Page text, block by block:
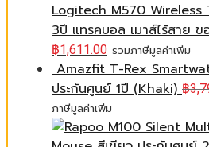
Logitech M570 Wireless
3ปี แทรคบอล เมาส์ไร้สาย ข
฿1,611.00 รวมภาษีมูลค่าเพิ่ม
Amazfit T-Rex
ประกันศูนย์ 1ปี (Khaki) ฿
ภาษีมูลค่าเพิ่ม